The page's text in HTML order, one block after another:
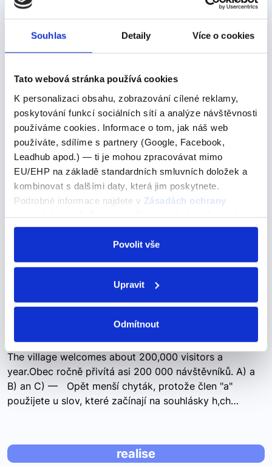
Souhlas Detaily Více o cookies
Tato webová stránka používá cookies
K personalizaci obsahu, zobrazování cílené reklamy,
poskytování funkcí sociálních sítí a analýze návštěvnosti
používáme cookies. Informace o tom, jak náš web
používáte, sdílíme s partnery (Google, Facebook,
Leadhub apod.) — ti je mohou zpracovávat mimo
EU/EHP na základě standardních smluvních doložek a
kombinovat s dalšími daty, která jim poskytnete.
Podrobné informace najdete v Zásadách ochrany
odvolat v nastavení cookies, případně se obrátit na
Povolit vše
Upravit
Odmítnout
Detail
slovníku
needn’t worry
needn’t worry
Pojďme se podívat na správné řešení
But the surrounding area has a wide variety of
accommodation, so visitors needn’t worry about where
takže se návštěvníci nemusí bát, kde se…
visitors a year
visitors a year
Pojďme se podívat na správné řešení
The village welcomes about 200,000 visitors a
year.Obec ročně přivítá asi 200 000 návštěvníků. A) a
B) an C) — Opět menší chyták, protože člen "a"
použijete u slov, které začínají na souhlásky h,ch…
realise